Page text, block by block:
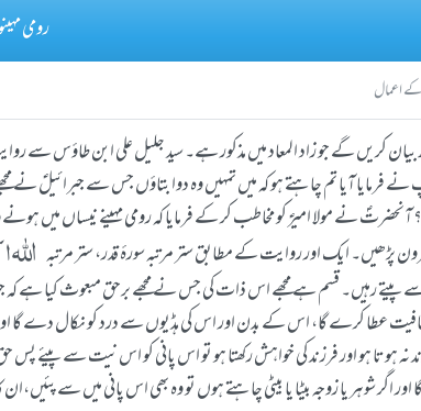
رومی
اعمال
کریں گے جو زاد المعاد میں مذکور ہے۔ سید جلیل علی ابن طاؤس سے
آیا تم چاہتے ہو کہ میں تمہیں وہ دوا بتاؤں جس سے جبرائیلؑ نے
نے مولا امیرؑ کو مخاطب کر کے فرمایا کہ رومی مہینے نیساں میں ہونے
پڑھیں۔ ایک اور روایت کے مطابق ستر مرتبہ سورۂ قدر، ستر مرتبہ اللہ
رہیں۔ قسم ہے مجھے اس ذات کی جس نے مجھے برحق مبعوث کیا ہے کہ
عطا کرے گا، اس کے بدن اور اس کی ہڈیوں سے درد کو نکال دے گا
نہ ہوتا ہو اور فرزند کی خواہش رکھتا ہو تو اس پانی کو اس نیت سے
اور اگر شوہر یا زوجہ بیٹا یا بیٹی چاہتے ہوں تو وہ بھی اس پانی میں سے